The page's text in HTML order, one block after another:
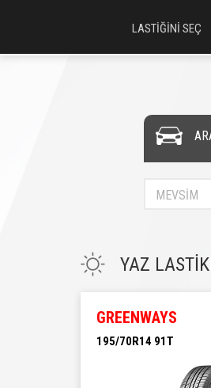
LASTİĞİNİ SEÇ
MEVSİM
YAZ
GREENWAYS
195/70R14 91T